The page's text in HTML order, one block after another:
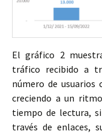
El gráfico 2
tráfico recibido a
número de usuarios
creciendo a un
tiempo de lectura,
través de enlaces,